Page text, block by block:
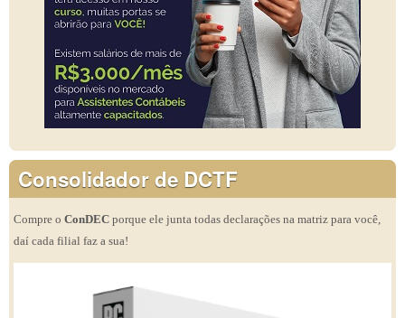
Consolidador de DCTF
Compre o ConDEC porque ele junta todas declarações na matriz para você,
daí cada filial faz a sua!